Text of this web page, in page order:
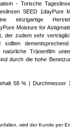
- Torische
SEED 1dayPure
einzigartige
Moisture for
der zudem sehr
dementsprechend
Tränenfilm
durch die hohe
58 % | Durchmesser
wird der Kunde per